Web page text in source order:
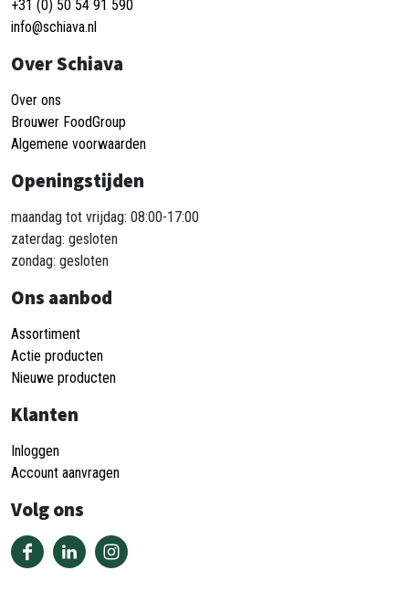
+31 (0) 50 54 91 590
info@schiava.nl
Over Schiava
Over ons
Brouwer FoodGroup
Algemene voorwaarden
Openingstijden
maandag tot vrijdag: 08:00-17:00
zaterdag: gesloten
zondag: gesloten
Ons aanbod
Assortiment
Actie producten
Nieuwe producten
Klanten
Inloggen
Account aanvragen
Volg ons